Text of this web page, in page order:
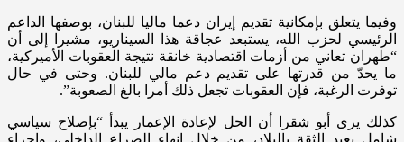
وفيما يتعلق بإمكانية تقديم إيران دعما ماليا للبنان، بوصفها الداعم
الرئيسي لحزب الله، يستبعد عجاقة هذا السيناريو، مشيرا إلى أن
“طهران تعاني من أزمات اقتصادية خانقة نتيجة العقوبات الأميركية،
ما يحدّ من قدرتها على تقديم دعم مالي للبنان. وحتى في حال
توفرت الرغبة، فإن العقوبات تجعل ذلك أمرا بالغ الصعوبة”.
كذلك يرى أبو شقرا أن الحل لإعادة الإعمار يبدأ “بإصلاح سياسي